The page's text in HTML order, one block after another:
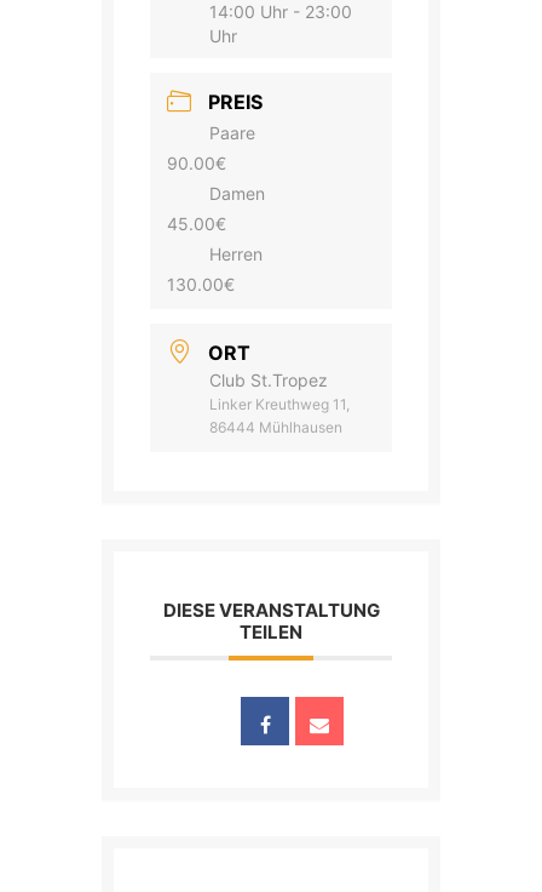
14:00 Uhr - 23:00
Uhr
PREIS
Paare
90.00€
Damen
45.00€
Herren
130.00€
ORT
Club St.Tropez
Linker Kreuthweg 11,
86444 Mühlhausen
DIESE VERANSTALTUNG
TEILEN